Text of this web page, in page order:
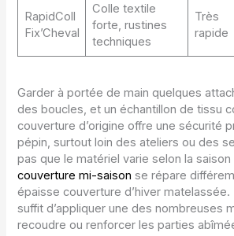
RapidColl
Fix’Cheval
Colle textile
forte, rustines
techniques
Très
rapide
Garder à portée de main quelques
des boucles, et un échantillon de tissu
couverture d’origine offre une sécurité
pépin, surtout loin des ateliers ou des
pas que le matériel varie selon la
couverture mi-saison se répare
épaisse couverture d’hiver
suffit d’appliquer une des nombreuses
recoudre ou renforcer les parties